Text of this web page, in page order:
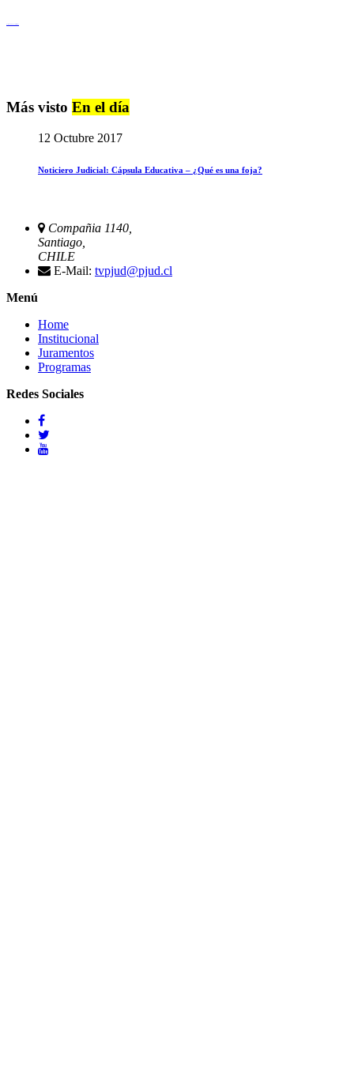
Más visto En el día
12 Octubre 2017
Noticiero Judicial: Cápsula Educativa – ¿Qué es una foja?
Compañia 1140,
Santiago,
CHILE
E-Mail: tvpjud@pjud.cl
Menú
Home
Institucional
Juramentos
Programas
Redes Sociales